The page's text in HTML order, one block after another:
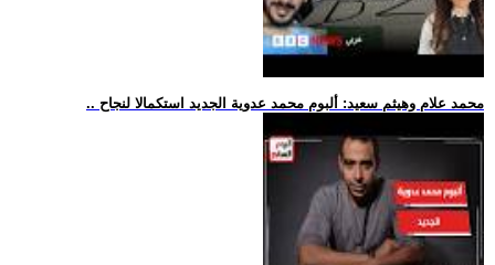
.. محمد علام وهيثم سعيد: ألبوم محمد عدوية الجديد استكمالا لنجاح